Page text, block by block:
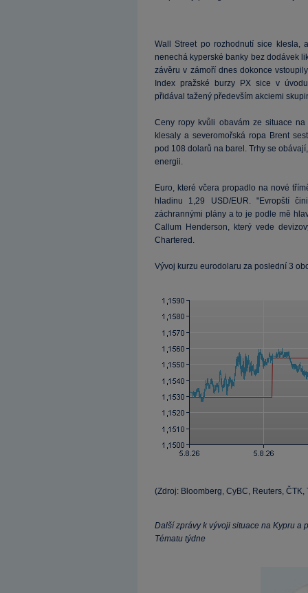
Wall Street po rozhodnutí sice klesla,
nenechá kyperské banky bez dodávek
závěru v zámoří dnes dokonce
Index pražské burzy PX sice v
přidával tažený především akciemi
Ceny ropy kvůli obavám ze situace
klesaly a severomořská ropa Brent
pod 108 dolarů na barel. Trhy se
energii.
Euro, které včera propadlo na nové
hladinu 1,29 USD/EUR. "Evropští
záchrannými plány a to je podle mě
Callum Henderson, který vede
Chartered.
Vývoj kurzu eurodolaru za poslední 3
(Zdroj: Bloomberg, CyBC, Reuters, ČTK,
Další zprávy k vývoji situace na Kypru a
Tématu týdne